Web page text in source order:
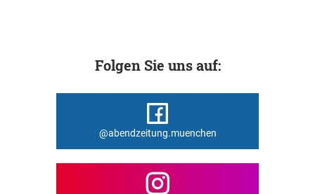
Folgen Sie uns auf:
@abendzeitung.muenchen